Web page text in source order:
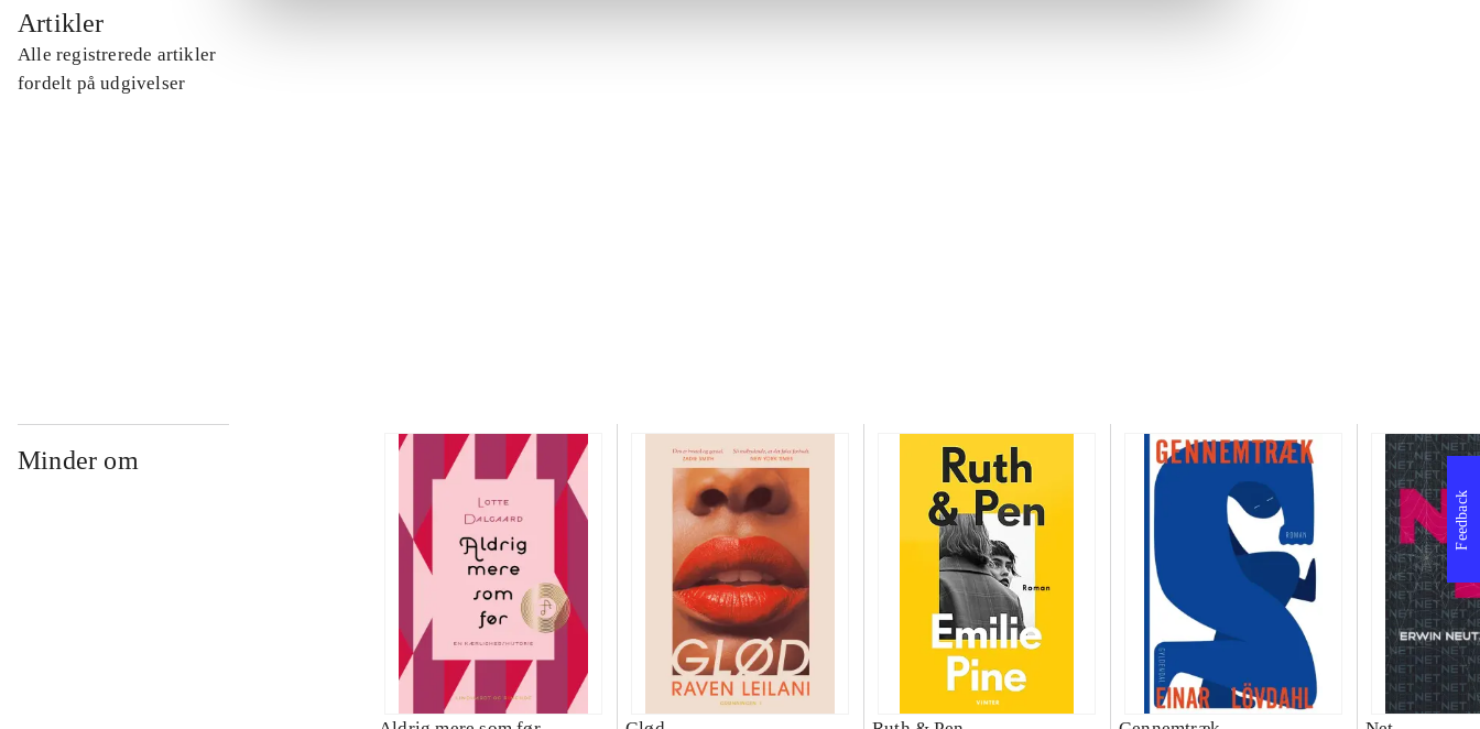
Artikler
Alle registrerede artikler
fordelt på udgivelser
Minder om
Feedback